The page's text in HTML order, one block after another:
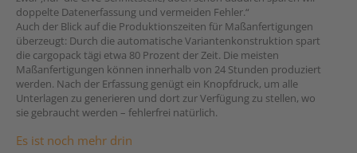
doppelte Datenerfassung und vermeiden Fehler.“
Auch der Blick auf die Produktionszeiten für Maßanfertigungen
überzeugt: Durch die automatische Variantenkonstruktion spart
die cargopack tägi etwa 80 Prozent der Zeit. Die meisten
Maßanfertigungen können innerhalb von 24 Stunden produziert
werden. Nach der Erfassung genügt ein Knopfdruck, um alle
Unterlagen zu generieren und dort zur Verfügung zu stellen, wo
sie gebraucht werden – fehlerfrei natürlich.
Es ist noch mehr drin